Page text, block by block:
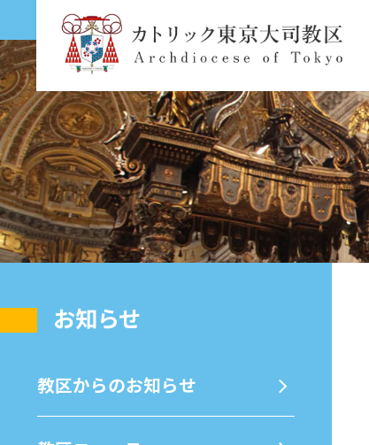
お知らせ
教区からのお知らせ